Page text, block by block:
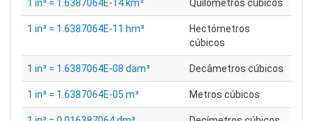
1 in³ = 1.6387064E-14 km³ Quilómetros cúbicos
1 in³ = 1.6387064E-11 hm³
Hectómetros
cúbicos
1 in³ = 1.6387064E-08 dam³ Decâmetros cúbicos
1 in³ = 1.6387064E-05 m³ Metros cúbicos